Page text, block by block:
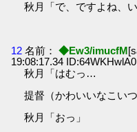
秋月「で、ですよね、
12 名前： ◆Ew3/imucfM
19:08:17.34 ID:64WKHwlA0
秋月「はむっ… は
提督（かわいいなこいつ
秋月「おっ」